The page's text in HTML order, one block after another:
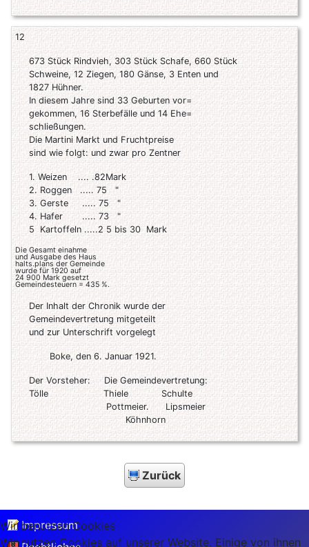
12
673 Stück Rindvieh, 303 Stück Schafe, 660 Stück
Schweine, 12 Ziegen, 180 Gänse, 3 Enten und
1827 Hühner.
In diesem Jahre sind 33 Geburten vor=
gekommen, 16 Sterbefälle und 14 Ehe=
schließungen.
Die Martini Markt und Fruchtpreise
sind wie folgt: und zwar pro Zentner
1. Weizen .... .82Mark
2. Roggen ..... 75 "
3. Gerste ..... 75 "
4. Hafer ..... 73 "
5 Kartoffeln .....2 5 bis 30 Mark
Die Gesamt einahme
und Ausgabe des Haus
halts.plans der Gemeinde
wurde für 1920 auf
24 900 Mark gesetzt
Gemeindesteuern = 435 %.
Der Inhalt der Chronik wurde der
Gemeindevertretung mitgeteilt
und zur Unterschrift vorgelegt
Boke, den 6. Januar 1921.
Der Vorsteher: Die Gemeindevertretung:
Tölle Thiele Schulte
Pottmeier. Lipsmeier
Köhnhorn
Zurück
Impressum
Wir benutzen Cookies
Wir nutzen Cookies auf unserer Website. Einige von ihnen